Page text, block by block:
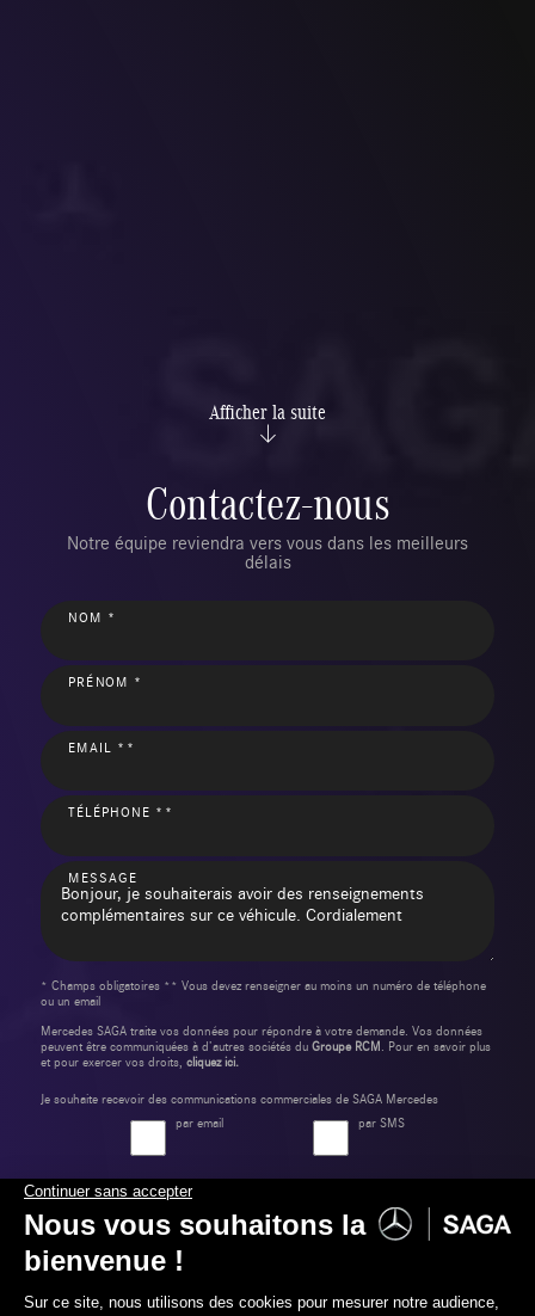
Afficher la suite
Contactez-nous
Notre équipe reviendra vers vous dans les meilleurs
délais
NOM *
PRÉNOM *
EMAIL **
TÉLÉPHONE **
MESSAGE
* Champs obligatoires ** Vous devez renseigner au moins un numéro de téléphone
ou un email
Mercedes SAGA traite vos données pour répondre à votre demande. Vos données
peuvent être communiquées à d’autres sociétés du Groupe RCM. Pour en savoir plus
et pour exercer vos droits, cliquez ici.
Je souhaite recevoir des communications commerciales de SAGA Mercedes
par email
par SMS
Envoyer ma demande